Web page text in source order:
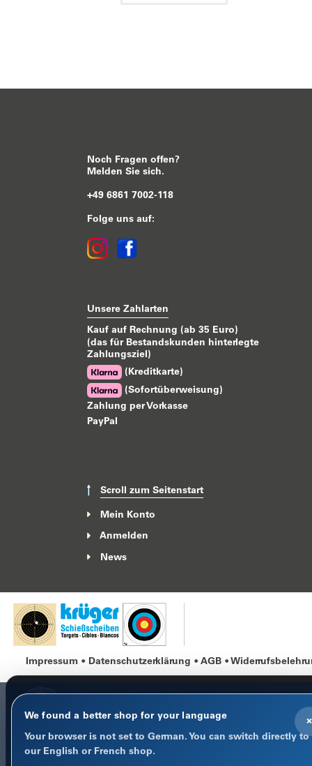
Noch Fragen offen?
Melden Sie sich.
+49 6861 7002-118
Folge uns auf:
Unsere Zahlarten
Kauf auf Rechnung (ab 35 Euro)
(das für Bestandskunden hinterlegte
Zahlungsziel)
(Kreditkarte)
(Sofortüberweisung)
Zahlung per Vorkasse
PayPal
Scroll zum Seitenstart
Mein Konto
Anmelden
News
Impressum Datenschutzerklärung AGB
×
We found a better shop for your language
Your browser is not set to German. You can switch directly to
our English or French shop.
COOKIE-HINWEIS
Datenschutz im Fokus